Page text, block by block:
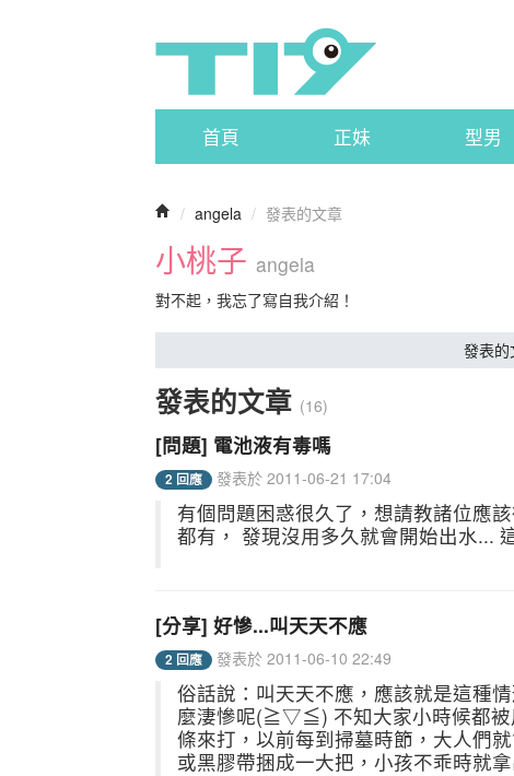
首頁 正妹 型男
/ angela / 發表的文章
小桃子 angela
對不起，我忘了寫自我介紹！
發表的
發表的文章 (16)
[問題] 電池液有毒嗎
2 回應 發表於 2011-06-21 17:04
有個問題困惑很久了，想請教諸位應
都有， 發現沒用多久就會開始出水...
[分享] 好慘...叫天天不應
2 回應 發表於 2011-06-10 22:49
俗話說：叫天天不應，應該就是這種
麼淒慘呢(≧▽≦) 不知大家小時候都被
條來打，以前每到掃墓時節，大人們
或黑膠帶捆成一大把，小孩不乖時就